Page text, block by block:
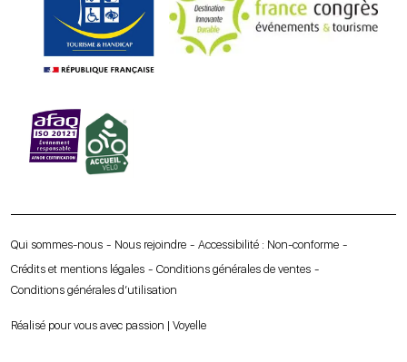
Qui sommes-nous Nous rejoindre
Accessibilité : Non-conforme
Crédits et mentions légales
Conditions générales de ventes
Conditions générales d’utilisation
Réalisé pour vous avec passion | Voyelle